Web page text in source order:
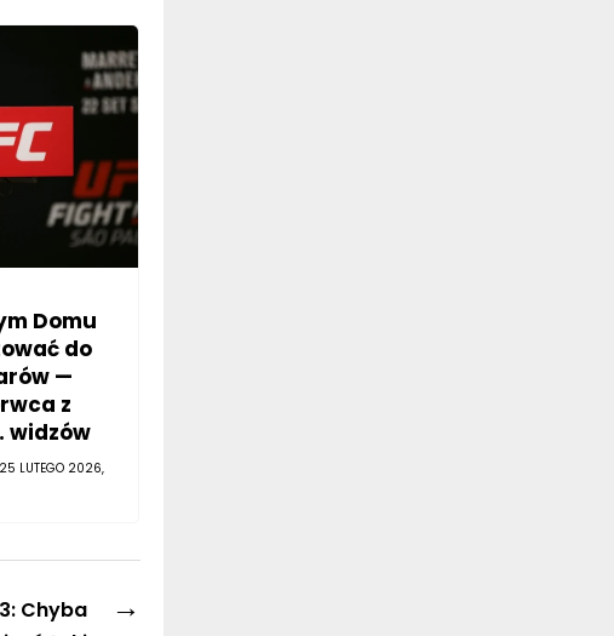
Domu
do
—
z
widzów
LUTEGO 2026,
→
Chyba